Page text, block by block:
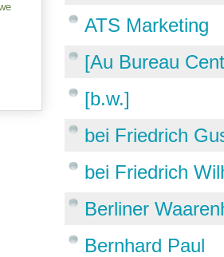
ATS Marketing
[Au Bureau
[b.w.]
bei Friedrich
bei Friedrich
Berliner
Bernhard Paul